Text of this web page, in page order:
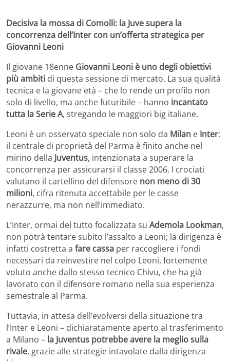
Decisiva la mossa di Comolli: la Juve supera la
concorrenza dell’Inter con un’offerta strategica per
Giovanni Leoni
Il giovane 18enne Giovanni Leoni è uno degli obiettivi
più ambiti di questa sessione di mercato. La sua qualità
tecnica e la giovane età – che lo rende un profilo non
solo di livello, ma anche futuribile – hanno incantato
tutta la Serie A, stregando le maggiori big italiane.
Leoni è un osservato speciale non solo da Milan e Inter:
il centrale di proprietà del Parma è finito anche nel
mirino della Juventus, intenzionata a superare la
concorrenza per assicurarsi il classe 2006. I crociati
valutano il cartellino del difensore non meno di 30
milioni, cifra ritenuta accettabile per le casse
nerazzurre, ma non nell’immediato.
L’Inter, ormai del tutto focalizzata su Ademola Lookman,
non potrà tentare subito l’assalto a Leoni; la dirigenza è
infatti costretta a fare cassa per raccogliere i fondi
necessari da reinvestire nel colpo Leoni, fortemente
voluto anche dallo stesso tecnico Chivu, che ha già
lavorato con il difensore romano nella sua esperienza
semestrale al Parma.
Tuttavia, in attesa dell’evolversi della situazione tra
l’Inter e Leoni – dichiaratamente aperto al trasferimento
a Milano – la Juventus potrebbe avere la meglio sulla
rivale, grazie alle strategie intavolate dalla dirigenza